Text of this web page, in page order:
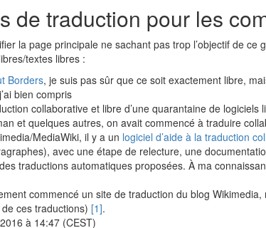
de traduction pour les
la page principale ne sachant pas trop l’objectif de
textes libres :
Borders, je suis pas sûr que ce soit exactement libre,
bien compris
collaborative et libre d’une quarantaine de
et quelques autres, on avait commencé à traduire
MediaWiki, il y a un logiciel d’aide à la traduction
avec une étape de relecture, une
traductions automatiques proposées. À ma
commencé un site de traduction du blog
ces traductions) [1].
à 14:47 (CEST)